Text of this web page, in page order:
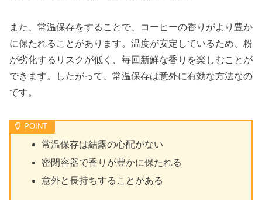
また、常温保存をすることで、コーヒーの香りがより豊か
に保たれることがあります。温度が安定しているため、粉
が劣化するリスクが低く、毎回新鮮な香りを楽しむことが
できます。したがって、常温保存は意外に有効な方法なの
です。
常温保存は結露の心配がない
密閉容器で香りが豊かに保たれる
意外と長持ちすることがある